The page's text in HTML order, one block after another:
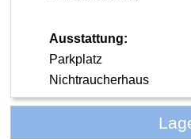
Ausstattung:
Parkplatz
Nichtraucherhaus